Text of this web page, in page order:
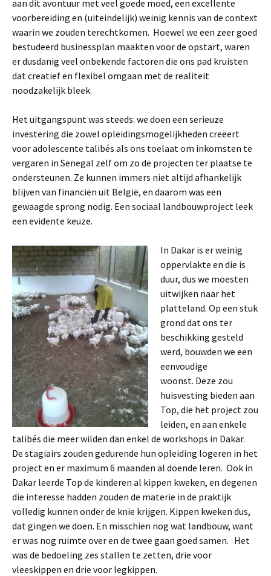
aan dit avontuur met veel goede moed, een excellente
voorbereiding en (uiteindelijk) weinig kennis van de context
waarin we zouden terechtkomen. Hoewel we een zeer goed
bestudeerd businessplan maakten voor de opstart, waren
er dusdanig veel onbekende factoren die ons pad kruisten
dat creatief en flexibel omgaan met de realiteit
noodzakelijk bleek.
Het uitgangspunt was steeds: we doen een serieuze
investering die zowel opleidingsmogelijkheden creëert
voor adolescente talibés als ons toelaat om inkomsten te
vergaren in Senegal zelf om zo de projecten ter plaatse te
ondersteunen. Ze kunnen immers niet altijd afhankelijk
blijven van financiën uit België, en daarom was een
gewaagde sprong nodig. Een sociaal landbouwproject leek
een evidente keuze.
In Dakar is er weinig
oppervlakte en die is
duur, dus we moesten
uitwijken naar het
platteland. Op een stuk
grond dat ons ter
beschikking gesteld
werd, bouwden we een
eenvoudige
woonst. Deze zou
huisvesting bieden aan
Top, die het project zou
leiden, en aan enkele
talibés die meer wilden dan enkel de workshops in Dakar.
De stagiairs zouden gedurende hun opleiding logeren in het
project en er maximum 6 maanden al doende leren. Ook in
Dakar leerde Top de kinderen al kippen kweken, en degenen
die interesse hadden zouden de materie in de praktijk
volledig kunnen onder de knie krijgen. Kippen kweken dus,
dat gingen we doen. En misschien nog wat landbouw, want
er was nog ruimte over en de twee gaan goed samen. Het
was de bedoeling zes stallen te zetten, drie voor
vleeskippen en drie voor legkippen.